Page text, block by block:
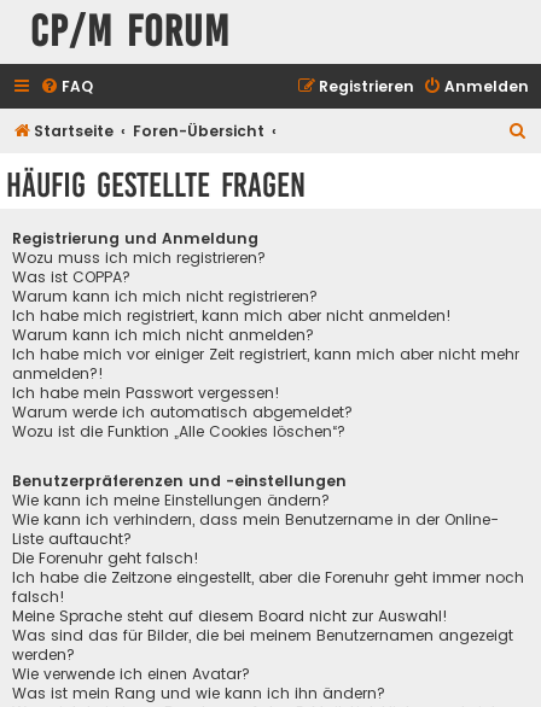
CP/M Forum
FAQ Anmelden
Registrieren
Startseite Foren-Übersicht
Häufig gestellte Fragen
Registrierung und Anmeldung
Wozu muss ich mich registrieren?
Was ist COPPA?
Warum kann ich mich nicht registrieren?
Ich habe mich registriert, kann mich aber nicht anmelden!
Warum kann ich mich nicht anmelden?
Ich habe mich vor einiger Zeit registriert, kann mich aber nicht mehr
anmelden?!
Ich habe mein Passwort vergessen!
Warum werde ich automatisch abgemeldet?
Wozu ist die Funktion „Alle Cookies löschen“?
Benutzerpräferenzen und -einstellungen
Wie kann ich meine Einstellungen ändern?
Wie kann ich verhindern, dass mein Benutzername in der Online-
Liste auftaucht?
Die Forenuhr geht falsch!
Ich habe die Zeitzone eingestellt, aber die Forenuhr geht immer noch
falsch!
Meine Sprache steht auf diesem Board nicht zur Auswahl!
Was sind das für Bilder, die bei meinem Benutzernamen angezeigt
werden?
Wie verwende ich einen Avatar?
Was ist mein Rang und wie kann ich ihn ändern?